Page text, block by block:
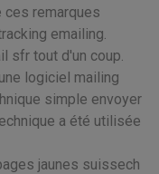
ces remarques
emailing.
sfr tout d'un coup.
logiciel mailing
simple envoyer
a été utilisée
jaunes suissech